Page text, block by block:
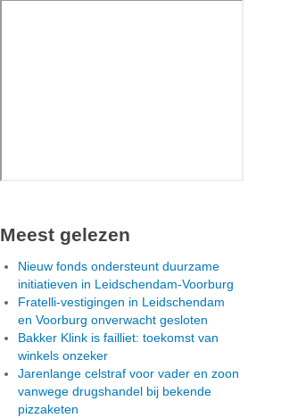
Meest gelezen
Nieuw fonds ondersteunt duurzame
initiatieven in Leidschendam-Voorburg
Fratelli-vestigingen in Leidschendam
en Voorburg onverwacht gesloten
Bakker Klink is failliet: toekomst van
winkels onzeker
Jarenlange celstraf voor vader en zoon
vanwege drugshandel bij bekende
pizzaketen